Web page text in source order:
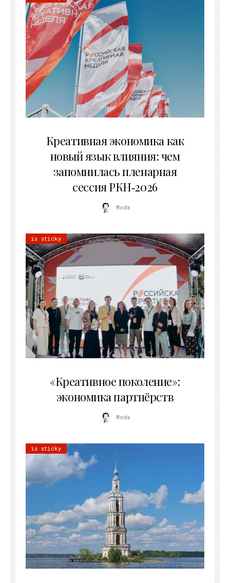
Креативная экономика как
новый язык влияния: чем
запомнилась пленарная
сессия РКН‑2026
Moda
is sticky
«Креативное поколение»:
экономика партнёрств
Moda
is sticky